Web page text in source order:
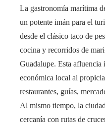
La gastronomía marítima
un potente imán para el
desde el clásico taco de
cocina y recorridos de
Guadalupe. Esta
económica local al
restaurantes, guías,
Al mismo tiempo, la
cercanía con rutas de